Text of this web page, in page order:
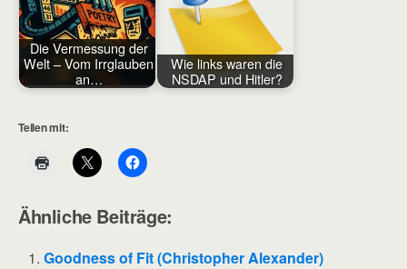
Die Vermessung der
Welt – Vom Irrglauben
an…
Wie links waren die
NSDAP und Hitler?
Teilen mit:
Ähnliche Beiträge:
Goodness of Fit (Christopher Alexander)